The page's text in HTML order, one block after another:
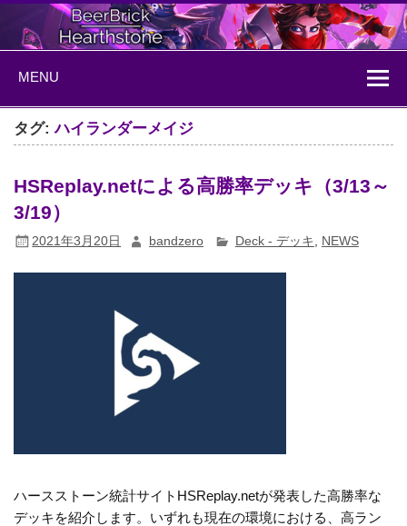
Skip
content
BeerBrick
Hearthstone
MENU
タグ:ハイランダーメイジ
HSReplay.netによる高勝率デッキ（3/13～
3/19）
2021年3月20日 bandzero Deck - デッキ NEWS
ハースストーン統計サイトHSReplay.netが発表した高勝率な
デッキを紹介します。いずれも現在の環境における、高ラン